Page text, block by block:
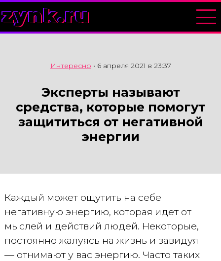
zynk.ru
Интересно • 6 апреля 2021 в 23:37
Эксперты называют
средства, которые помогут
защититься от негативной
энергии
Каждый может ощутить на себе
негативную энергию, которая идет от
мыслей и действий людей. Некоторые,
постоянно жалуясь на жизнь и завидуя
— отнимают у вас энергию. Часто таких